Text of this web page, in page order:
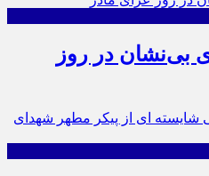
بی‌نشان در روز